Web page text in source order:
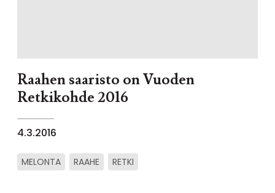
Raahen saaristo on Vuoden
Retkikohde 2016
4.3.2016
MELONTA RAAHE RETKI